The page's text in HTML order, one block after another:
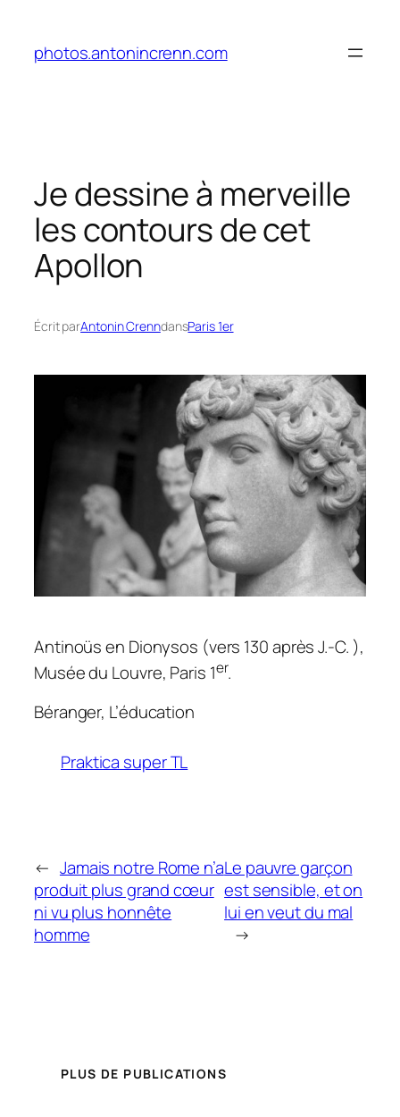
contenu
photos.antonincrenn.com
Je dessine à merveille
les contours de cet
Apollon
Écrit parAntonin CrenndansParis 1er
Antinoüs en Dionysos (vers 130 après J.-C. ),
Musée du Louvre, Paris 1er.
Béranger, L’éducation
Praktica super TL
← Jamais notre Rome n’a
produit plus grand cœur
ni vu plus honnête
homme
Le pauvre garçon
est sensible, et on
lui en veut du mal
→
PLUS DE PUBLICATIONS